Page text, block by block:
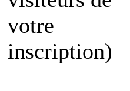
votre
inscription)